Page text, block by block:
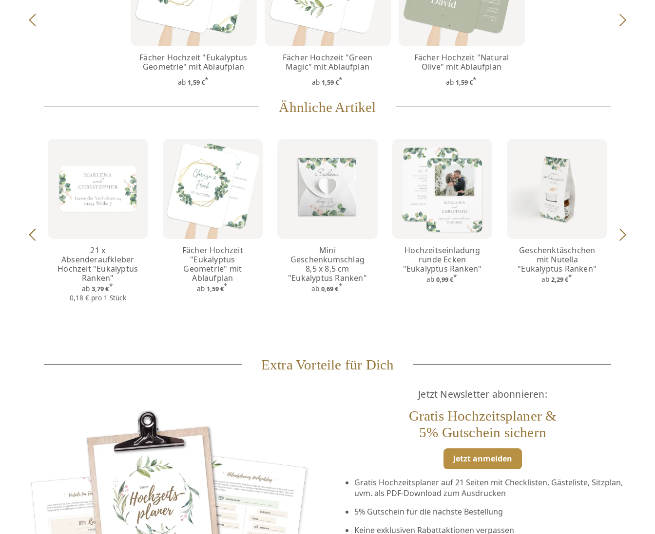
Fächer Hochzeit "Eukalyptus
Geometrie" mit Ablaufplan
ab 1,59 €*
Fächer Hochzeit "Green
Magic" mit Ablaufplan
ab 1,59 €*
Fächer Hochzeit "Natural
Olive" mit Ablaufplan
ab 1,59 €*
Ähnliche Artikel
21 x
Absenderaufkleber
Hochzeit "Eukalyptus
Ranken"
ab 3,79 €*
0,18 € pro 1 Stück
Fächer Hochzeit
"Eukalyptus
Geometrie" mit
Ablaufplan
ab 1,59 €*
Mini
Geschenkumschlag
8,5 x 8,5 cm
"Eukalyptus Ranken"
ab 0,69 €*
Hochzeitseinladung
runde Ecken
"Eukalyptus Ranken"
ab 0,99 €*
Geschenktäschchen
mit Nutella
"Eukalyptus Ranken"
ab 2,29 €*
Extra Vorteile für Dich
Jetzt Newsletter abonnieren:
Gratis Hochzeitsplaner &
5% Gutschein sichern
Jetzt anmelden
Gratis Hochzeitsplaner auf 21 Seiten mit Checklisten, Gästeliste, Sitzplan,
uvm. als PDF-Download zum Ausdrucken
5% Gutschein für die nächste Bestellung
Keine exklusiven Rabattaktionen verpassen